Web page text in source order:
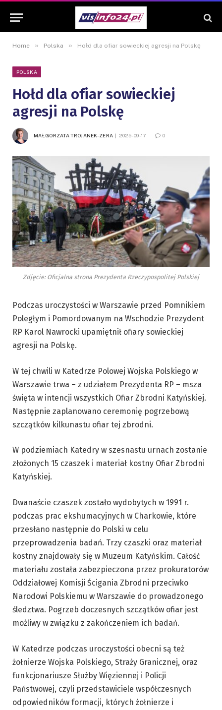
Home » Polska » Hołd dla ofiar sowieckiej agresji na Polskę
POLSKA
Hołd dla ofiar sowieckiej
agresji na Polskę
MAŁGORZATA TROJANEK-ZERA 2025-09-17 0
Zdjęcie: Oficjalna strona Prezydenta Rzeczypospolitej Polskiej
Podczas uroczystości w Warszawie przed Pomnikiem
Poległym i Pomordowanym na Wschodzie Prezydent
RP Karol Nawrocki upamiętnił ofiary sowieckiej
agresji na Polskę.
W tej chwili w Katedrze Polowej Wojska Polskiego w
Warszawie trwa – z udziałem Prezydenta RP – msza
święta w intencji wszystkich Ofiar Zbrodni Katyńskiej.
Następnie zaplanowano ceremonię pogrzebową
szczątków kilkunastu ofiar tej zbrodni.
W podziemiach Katedry w szesnastu urnach zostanie
złożonych 15 czaszek i materiał kostny Ofiar Zbrodni
Katyńskiej.
Dwanaście czaszek zostało wydobytych w 1991 r.
podczas prac ekshumacyjnych w Charkowie, które
przesłano następnie do Polski w celu
przeprowadzenia badań. Trzy czaszki oraz materiał
kostny znajdowały się w Muzeum Katyńskim. Całość
materiału została zabezpieczona przez prokuratorów
Oddziałowej Komisji Ścigania Zbrodni przeciwko
Narodowi Polskiemu w Warszawie do prowadzonego
śledztwa. Pogrzeb doczesnych szczątków ofiar jest
możliwy w związku z zakończeniem ich badań.
W Katedrze podczas uroczystości obecni są też
żołnierze Wojska Polskiego, Straży Granicznej, oraz
funkcjonariusze Służby Więziennej i Policji
Państwowej, czyli przedstawiciele współczesnych
odpowiedników formacji, których żołnierze i